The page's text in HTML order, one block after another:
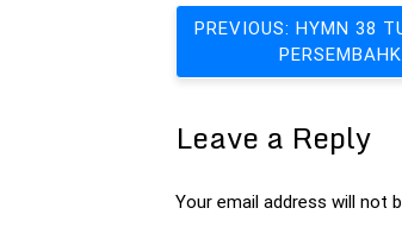
Post
navigation
PREVIOUS: HYMN 38
Leave a Reply
Your email address will not